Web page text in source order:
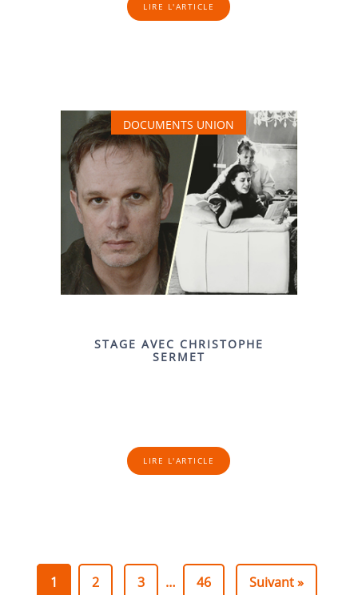
LIRE L'ARTICLE
DOCUMENTS UNION
STAGE AVEC CHRISTOPHE
SERMET
LIRE L'ARTICLE
1 2 3 … 46 Suivant »